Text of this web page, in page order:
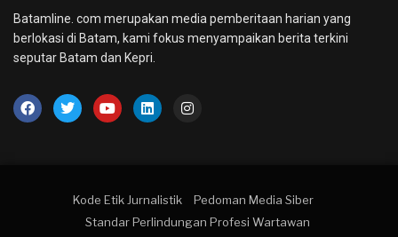
Batamline. com merupakan media pemberitaan harian yang
berlokasi di Batam, kami fokus menyampaikan berita terkini
seputar Batam dan Kepri.
Kode Etik Jurnalistik
Pedoman Media Siber
Standar Perlindungan Profesi Wartawan